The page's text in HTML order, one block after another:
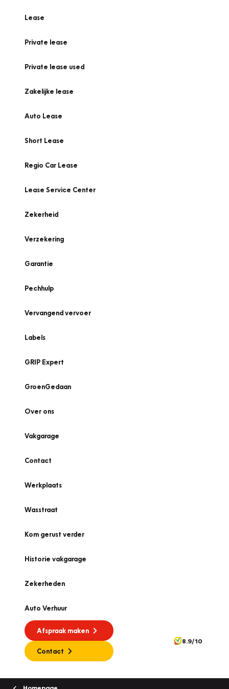
Lease
Private lease
Private lease used
Zakelijke lease
Auto Lease
Short Lease
Regio Car Lease
Lease Service Center
Zekerheid
Verzekering
Garantie
Pechhulp
Vervangend vervoer
Labels
GRIP Expert
GroenGedaan
Over ons
Vakgarage
Contact
Werkplaats
Wasstraat
Kom gerust verder
Historie vakgarage
Zekerheden
Auto Verhuur
Afspraak maken
Contact
8.9/10